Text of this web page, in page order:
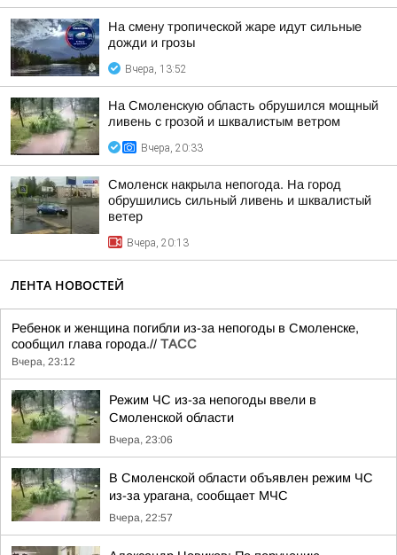
На смену тропической жаре идут сильные
дожди и грозы
Вчера, 13:52
На Смоленскую область обрушился мощный
ливень с грозой и шквалистым ветром
Вчера, 20:33
Смоленск накрыла непогода. На город
обрушились сильный ливень и шквалистый
ветер
Вчера, 20:13
ЛЕНТА НОВОСТЕЙ
Ребенок и женщина погибли из-за непогоды в Смоленске,
сообщил глава города.// ТАСС
Вчера, 23:12
Режим ЧС из-за непогоды ввели в
Смоленской области
Вчера, 23:06
В Смоленской области объявлен режим ЧС
из-за урагана, сообщает МЧС
Вчера, 22:57